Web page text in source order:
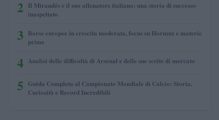
2 Il Mirandés e il suo allenatore italiano: una storia di successo
inaspettato
3 Borse europee in crescita moderata, focus su Hormuz e materie
prime
4 Analisi delle difficoltà di Arsenal e delle sue scelte di mercato
5 Guida Completa al Campionato Mondiale di Calcio: Storia,
Curiosità e Record Incredibili